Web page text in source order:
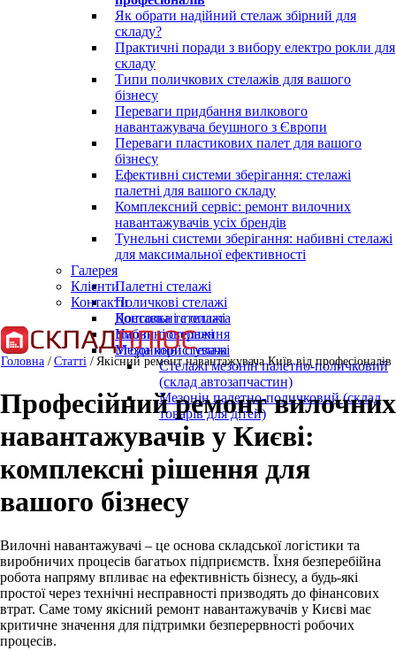
Як обрати надійний стелаж збірний для
складу?
Практичні поради з вибору електро рокли для
складу
Типи поличкових стелажів для вашого
бізнесу
Переваги придбання вилкового
навантажувача беушного з Європи
Переваги пластикових палет для вашого
бізнесу
Ефективні системи зберігання: стелажі
палетні для вашого складу
Комплексний сервіс: ремонт вилочних
навантажувачів усіх брендів
Тунельні системи зберігання: набивні стелажі
для максимальної ефективності
Галерея
Палетні стелажі
Поличкові стелажі
Консольні стелажі
Набивні стелажі
Мезонинні стелажі
Стелажі мезонін палетно-поличковий
(склад автозапчастин)
Мезонін палетно-поличковий (склад
товарів для дітей)
Клієнти
Контакти
Доставка та оплата
Умови повернення
Угода користувача
Головна / Статті / Якісний ремонт навантажувача Київ від професіоналів
Професійний ремонт вилочних
навантажувачів у Києві:
комплексні рішення для
вашого бізнесу
Вилочні навантажувачі – це основа складської логістики та
виробничих процесів багатьох підприємств. Їхня безперебійна
робота напряму впливає на ефективність бізнесу, а будь-які
простої через технічні несправності призводять до фінансових
втрат. Саме тому якісний ремонт навантажувачів у Києві має
критичне значення для підтримки безперервності робочих
процесів.